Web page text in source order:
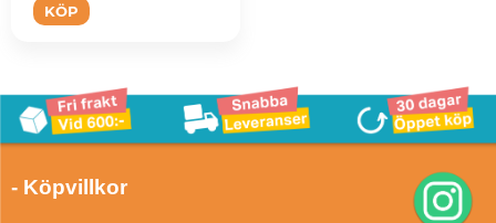
KÖP
- Köpvillkor